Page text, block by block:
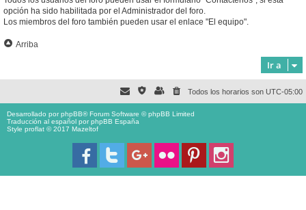
opción ha sido habilitada por el Administrador del foro.
Los miembros del foro también pueden usar el enlace "El equipo".
Arriba
Ir a
Todos los horarios son UTC-05:00
Desarrollado porphpBB® Forum Software © phpBB Limited
Traducción al español porphpBB España
Style proflat © 2017 Mazeltof